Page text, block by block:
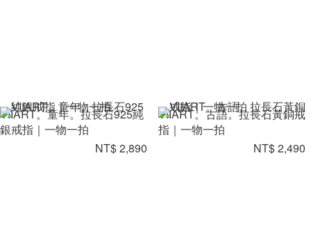
VIIART。童年。拉長石925純
銀戒指｜一物一拍
NT$ 2,890
VIIART。古語。拉長石黃銅戒
指｜一物一拍
NT$ 2,490